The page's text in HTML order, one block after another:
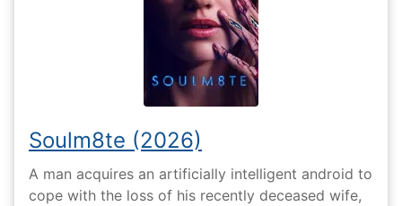
Soulm8te (2026)
A man acquires an artificially intelligent android to
cope with the loss of his recently deceased wife,